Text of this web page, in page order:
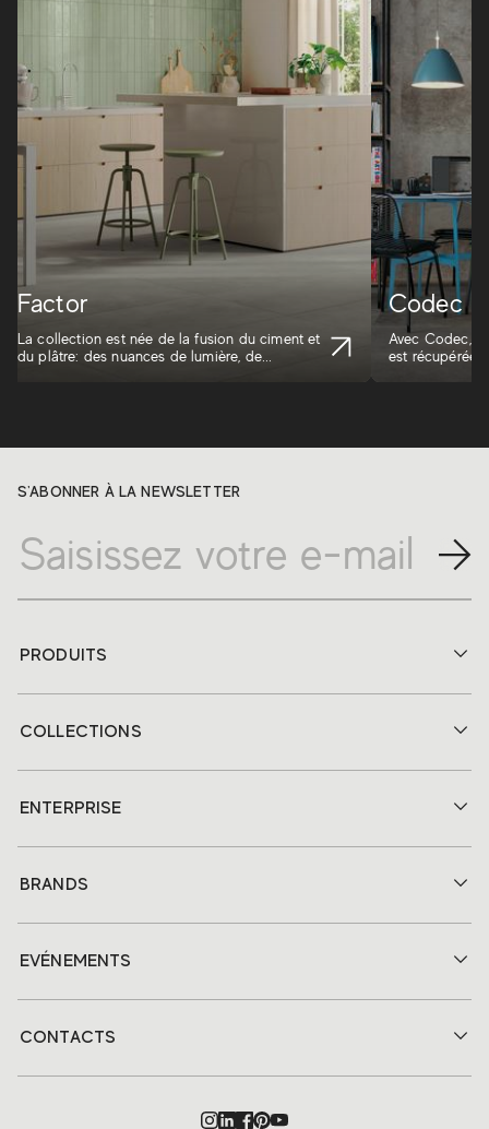
Factor
La collection est née de la fusion du ciment et
du plâtre: des nuances de lumière, de...
Codec
Avec Codec,
est récupérée
S'ABONNER À LA NEWSLETTER
PRODUITS
COLLECTIONS
ENTERPRISE
BRANDS
EVÉNEMENTS
CONTACTS